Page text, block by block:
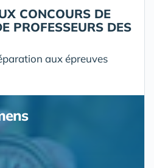
CONCOURS DE
PROFESSEURS DES
aux épreuves